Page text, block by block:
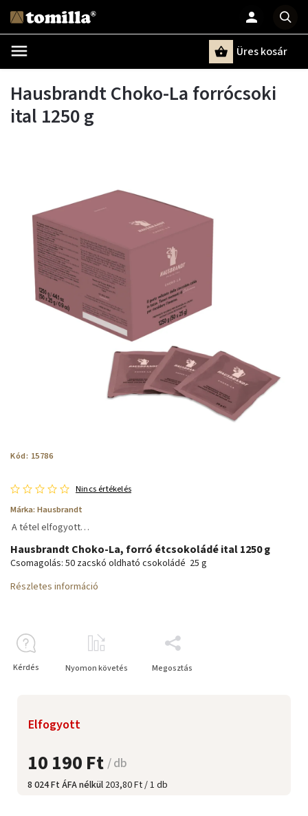
Üres kosár
Hausbrandt Choko-La forrócsoki
ital 1250 g
Kód: 15786
Nincs értékelés
Márka: Hausbrandt
10 190 Ft / db
8 024 Ft ÁFA nélkül 203,80 Ft / 1 db
Elfogyott
A tétel elfogyott…
Hausbrandt Choko-La, forró étcsokoládé ital 1250 g
Csomagolás: 50 zacskó oldható csokoládé 25 g
Részletes információ
Kérdés Nyomon követés Megosztás